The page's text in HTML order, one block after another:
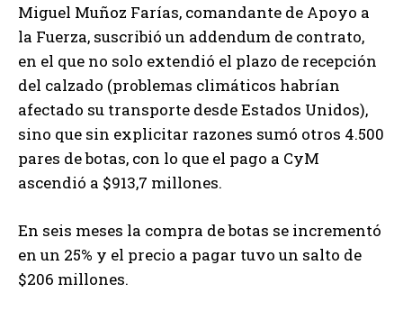
Miguel Muñoz Farías, comandante de Apoyo a
la Fuerza, suscribió un addendum de contrato,
en el que no solo extendió el plazo de recepción
del calzado (problemas climáticos habrían
afectado su transporte desde Estados Unidos),
sino que sin explicitar razones sumó otros 4.500
pares de botas, con lo que el pago a CyM
ascendió a $913,7 millones.
En seis meses la compra de botas se incrementó
en un 25% y el precio a pagar tuvo un salto de
$206 millones.